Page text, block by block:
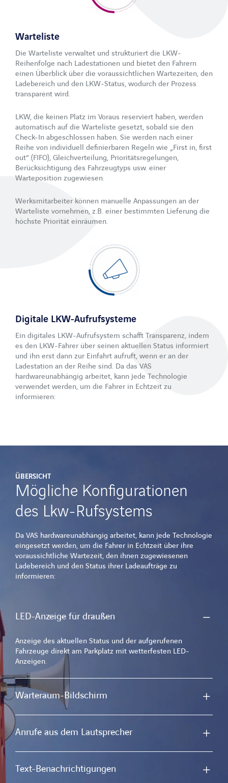
Warteliste
Die Warteliste verwaltet und strukturiert die LKW-
Reihenfolge nach Ladestationen und bietet den Fahrern
einen Überblick über die voraussichtlichen Wartezeiten, den
Ladebereich und den LKW-Status, wodurch der Prozess
transparent wird.
LKW, die keinen Platz im Voraus reserviert haben, werden
automatisch auf die Warteliste gesetzt, sobald sie den
Check-In abgeschlossen haben. Sie werden nach einer
Reihe von individuell definierbaren Regeln wie „First in, first
out“ (FIFO), Gleichverteilung, Prioritätsregelungen,
Berücksichtigung des Fahrzeugtyps usw. einer
Warteposition zugewiesen.
Werksmitarbeiter können manuelle Anpassungen an der
Warteliste vornehmen, z.B. einer bestimmten Lieferung die
höchste Priorität einräumen.
Digitale LKW-Aufrufsysteme
Ein digitales LKW-Aufrufsystem schafft Transparenz, indem
es den LKW-Fahrer über seinen aktuellen Status informiert
und ihn erst dann zur Einfahrt aufruft, wenn er an der
Ladestation an der Reihe sind. Da das VAS
hardwareunabhängig arbeitet, kann jede Technologie
verwendet werden, um die Fahrer in Echtzeit zu
informieren:
ÜBERSICHT
Mögliche Konfigurationen
des Lkw-Rufsystems
Da VAS hardwareunabhängig arbeitet, kann jede Technologie
eingesetzt werden, um die Fahrer in Echtzeit über ihre
voraussichtliche Wartezeit, den ihnen zugewiesenen
Ladebereich und den Status ihrer Ladeaufträge zu
informieren:
LED-Anzeige für draußen
Anzeige des aktuellen Status und der aufgerufenen
Fahrzeuge direkt am Parkplatz mit wetterfesten LED-
Anzeigen.
Warteraum-Bildschirm
Anrufe aus dem Lautsprecher
Text-Benachrichtigungen